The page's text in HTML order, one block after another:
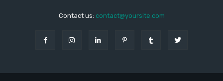
Contact us: contact@yoursite.com